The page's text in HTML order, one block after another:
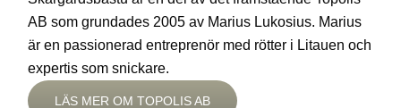
AB som grundades 2005 av Marius Lukosius. Marius
är en passionerad entreprenör med rötter i Litauen och
expertis som snickare.
LÄS MER OM TOPOLIS AB